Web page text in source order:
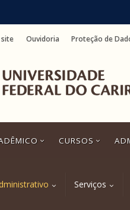
site Ouvidoria Proteção de
CURSOS
Serviços